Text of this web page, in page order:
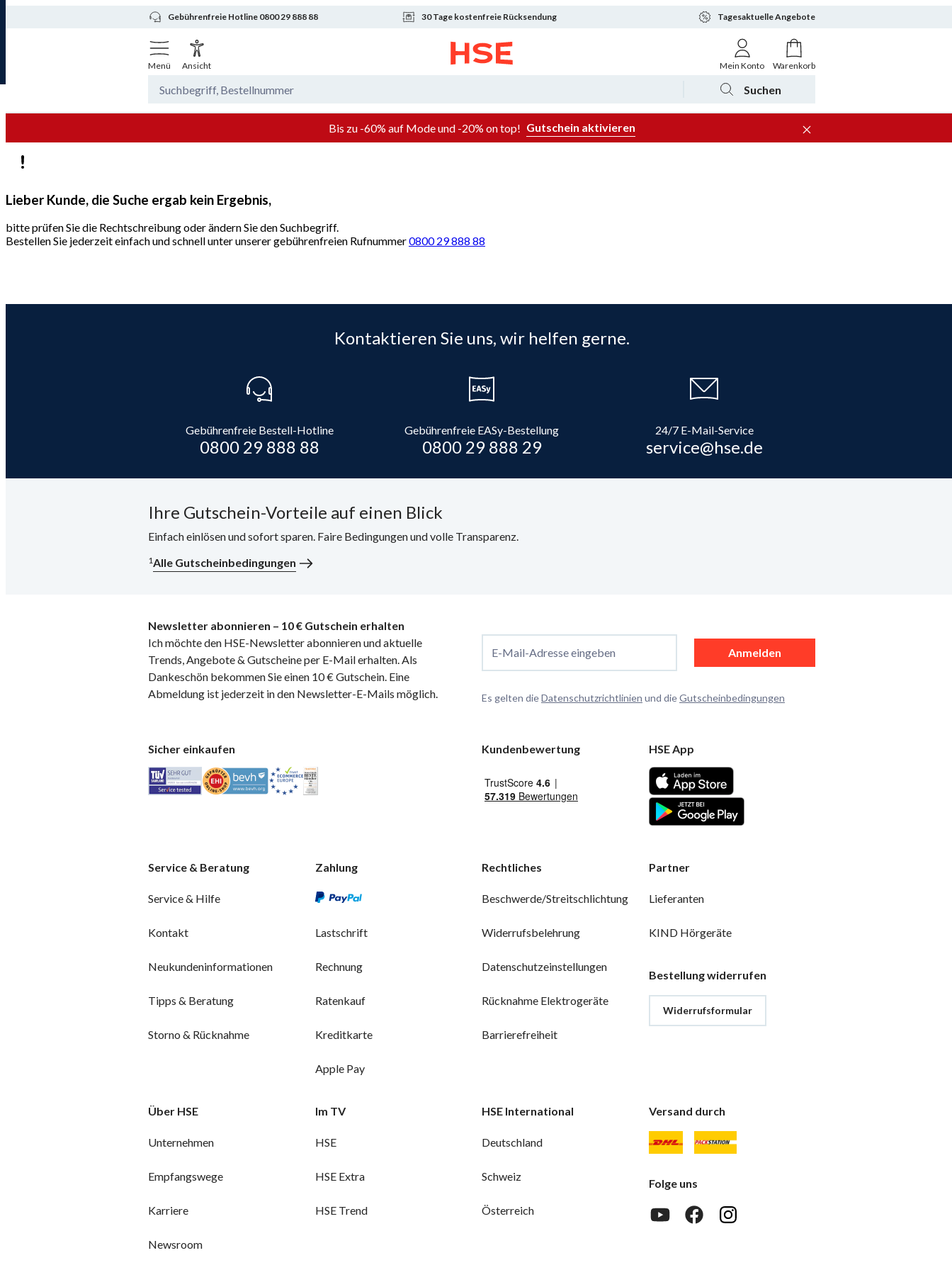
Gebührenfreie Hotline 0800 29 888 88 30 Tage kostenfreie Rücksendung Tagesaktuelle Angebote
Menü Ansicht Mein Konto Warenkorb
Suchen
Bis zu -60% auf Mode und -20% on top! Gutschein aktivieren
Lieber Kunde, die Suche ergab kein Ergebnis,
bitte prüfen Sie die Rechtschreibung oder ändern Sie den Suchbegriff.
Bestellen Sie jederzeit einfach und schnell unter unserer gebührenfreien Rufnummer0800 29 888 88
Kontaktieren Sie uns, wir helfen gerne.
Gebührenfreie Bestell-Hotline
0800 29 888 88
Gebührenfreie EASy-Bestellung
0800 29 888 29
24/7 E-Mail-Service
service@hse.de
Ihre Gutschein-Vorteile auf einen Blick
Einfach einlösen und sofort sparen. Faire Bedingungen und volle Transparenz.
1Alle Gutscheinbedingungen
Newsletter abonnieren – 10 € Gutschein erhalten
Ich möchte den HSE-Newsletter abonnieren und aktuelle
Trends, Angebote & Gutscheine per E-Mail erhalten. Als
Dankeschön bekommen Sie einen 10 € Gutschein. Eine
Abmeldung ist jederzeit in den Newsletter-E-Mails möglich.
E-Mail-Adresse eingeben Anmelden
Es gelten dieDatenschutzrichtlinien und dieGutscheinbedingungen
Sicher einkaufen Kundenbewertung HSE App
Service & Beratung
Service & Hilfe
Kontakt
Neukundeninformationen
Tipps & Beratung
Storno & Rücknahme
Zahlung
Lastschrift
Rechnung
Ratenkauf
Kreditkarte
Apple Pay
Rechtliches
Beschwerde/Streitschlichtung
Widerrufsbelehrung
Datenschutzeinstellungen
Rücknahme Elektrogeräte
Barrierefreiheit
Partner
Lieferanten
KIND Hörgeräte
Bestellung widerrufen
Widerrufsformular
Über HSE
Unternehmen
Empfangswege
Karriere
Newsroom
Im TV
HSE
HSE Extra
HSE Trend
HSE International
Deutschland
Schweiz
Österreich
Versand durch
Folge uns